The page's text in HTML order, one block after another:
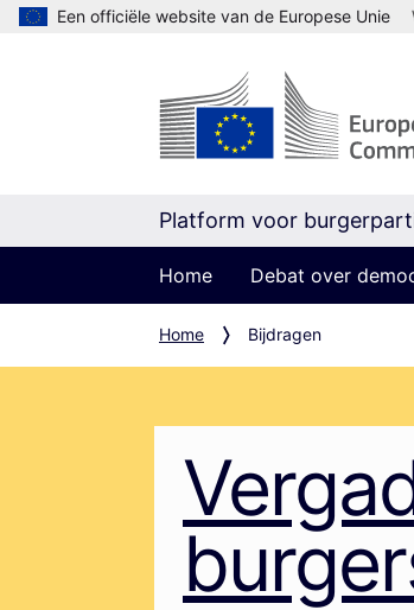
Een officiële website van de Europese Unie
Platform voor
Home Debat over
Home Bijdragen